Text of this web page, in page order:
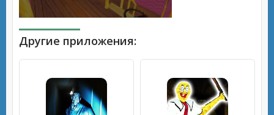
Другие приложения: